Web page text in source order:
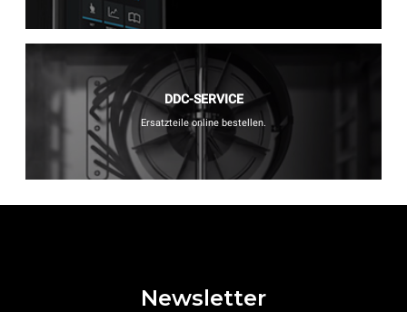
DDC-SERVICE
Ersatzteile online bestellen.
Newsletter